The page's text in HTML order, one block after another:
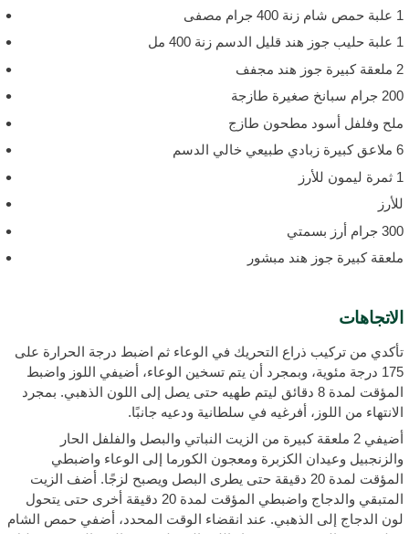
سبانخ صغيرة طازجة
وفلفل أسود مطحون طازج
أرز بسمتي
كبيرة جوز هند مبشور
من تركيب ذراع التحريك في الوعاء ثم اضبط درجة الحرارة على
175 درجة مئوية، وبمجرد أن يتم تسخين الوعاء، أضيفي اللوز واضبط
المؤقت لمدة 8 دقائق ليتم طهيه حتى يصل إلى اللون الذهبي. بمجرد
من اللوز، أفرغيه في سلطانية ودعيه جانبًا.
أضيفي 2 ملعقة كبيرة من الزيت النباتي والبصل والفلفل الحار
وعيدان الكزبرة ومعجون الكورما إلى الوعاء واضبطي
المؤقت لمدة 20 دقيقة حتى يطرى البصل ويصبح لزجًا. أضف الزيت
المتبقي والدجاج واضبطي المؤقت لمدة 20 دقيقة أخرى حتى يتحول
الدجاج إلى الذهبي. عند انقضاء الوقت المحدد، أضفي حمص الشام